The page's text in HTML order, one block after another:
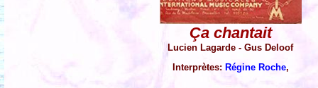
Ça chantait
Lucien Lagarde - Gus Deloof
Interprètes: Régine Roche,